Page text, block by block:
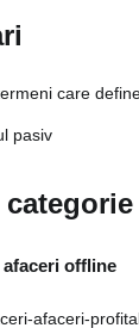
care
pasiv
categorie
afaceri offline